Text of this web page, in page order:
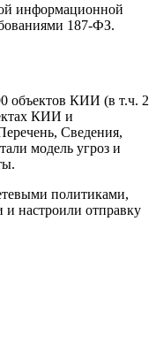
информационной
187-ФЗ.
объектов КИИ (в т.ч. 2
КИИ и
Сведения,
модель угроз и
политиками,
и настроили отправку